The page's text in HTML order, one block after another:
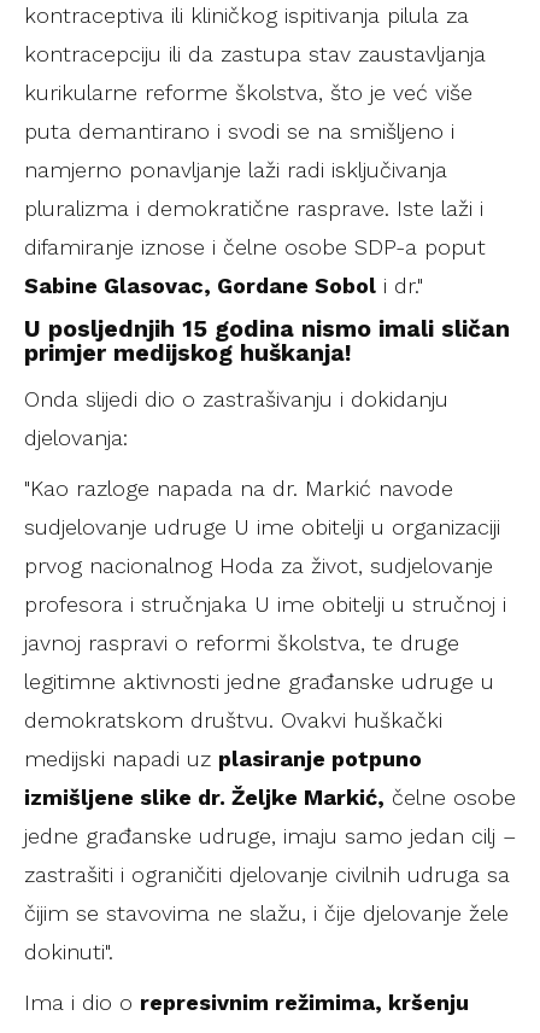
kontraceptiva ili kliničkog ispitivanja pilula za
kontracepciju ili da zastupa stav zaustavljanja
kurikularne reforme školstva, što je već više
puta demantirano i svodi se na smišljeno i
namjerno ponavljanje laži radi isključivanja
pluralizma i demokratične rasprave. Iste laži i
difamiranje iznose i čelne osobe SDP-a poput
Sabine Glasovac, Gordane Sobol i dr."
U posljednjih 15 godina nismo imali sličan
primjer medijskog huškanja!
Onda slijedi dio o zastrašivanju i dokidanju
djelovanja:
"Kao razloge napada na dr. Markić navode
sudjelovanje udruge U ime obitelji u organizaciji
prvog nacionalnog Hoda za život, sudjelovanje
profesora i stručnjaka U ime obitelji u stručnoj i
javnoj raspravi o reformi školstva, te druge
legitimne aktivnosti jedne građanske udruge u
demokratskom društvu. Ovakvi huškački
medijski napadi uz plasiranje potpuno
izmišljene slike dr. Željke Markić, čelne osobe
jedne građanske udruge, imaju samo jedan cilj –
zastrašiti i ograničiti djelovanje civilnih udruga sa
čijim se stavovima ne slažu, i čije djelovanje žele
dokinuti".
Ima i dio o represivnim režimima, kršenju